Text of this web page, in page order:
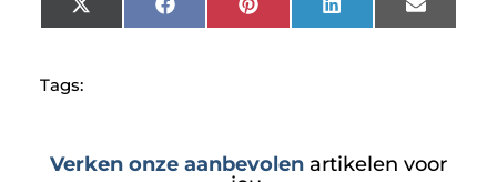
X
(Twitter)
FacebookPinterest LinkedIn Email
Tags:
Verken onze aanbevolen artikelen voor